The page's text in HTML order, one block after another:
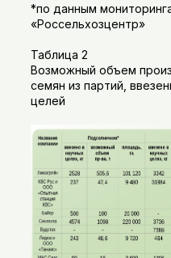
*по данным
«Россельхозцентр»
Таблица 2
Возможный объем
семян из партий,
целей